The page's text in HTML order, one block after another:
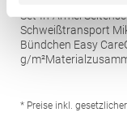
Set-In-Ärmel Seitenschlitze Coolplus®-Polyester für optimalen
Schweißtransport Mikro-Piqué Flachstrick-Kragen und -
Bündchen Easy CareGrammatur: 180
g/
Kingsfordweg 151
* Preise inkl.